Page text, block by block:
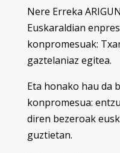
Nere Erreka
Euskaraldian
konpromesuak:
gaztelaniaz egitea.
Eta honako hau da
konpromesua:
diren bezeroak
guztietan.